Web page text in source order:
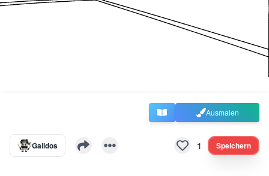
Ausmalen
Galidos 1 Speichern